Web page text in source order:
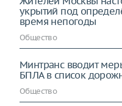
укрытий под
время непогоды
Общество
Минтранс вводит
БПЛА в список
Общество